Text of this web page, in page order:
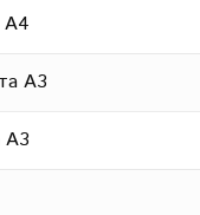
А4
А3
А3